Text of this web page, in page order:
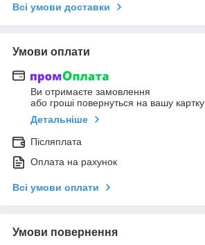
Всі умови доставки
Умови оплати
Ви отримаєте замовлення
або гроші повернуться на вашу картку
Детальніше
Післяплата
Оплата на рахунок
Всі умови оплати
Умови повернення